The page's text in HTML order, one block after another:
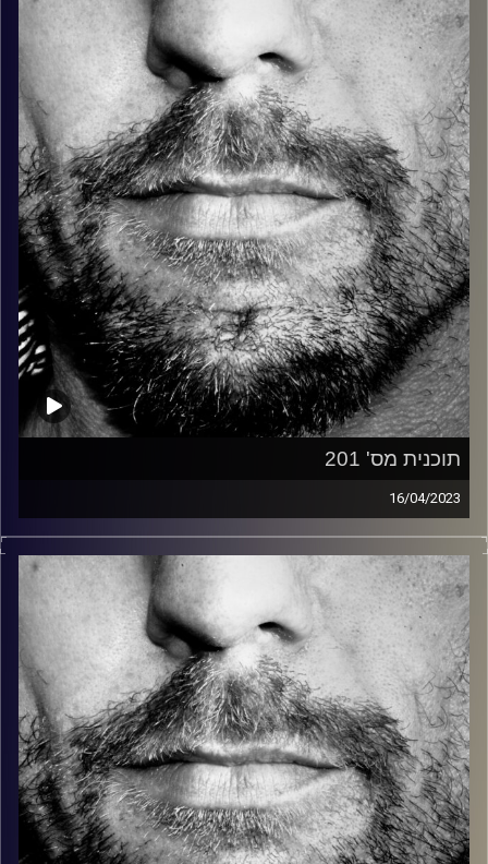
קרדיט תמונות:
David Goehring
תוכנית מס' 201
16/04/2023
זיפים, מוזיקה מחוספסת של הופעות חיות. הרבה ג'אם, רוק,
בלוז, bluegrass, ג'אז, Fאנק, פרוגרסיב ואפילו אלקטרוניקה.
כל מה שחי, אמיתי ונושם.
עם שמוליק רגב.
קרדיט תמונות: David Goehring